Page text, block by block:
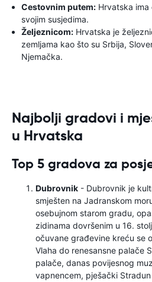
Cestovnim putem: Hrvatska
svojim susjedima.
Željeznicom: Hrvatska je
zemljama kao što su Srbija,
Njemačka.
Najbolji gradovi i
u Hrvatska
Top 5 gradova za
Dubrovnik - Dubrovnik je
smješten na Jadranskom
osebujnom starom gradu,
zidinama dovršenim u 16.
očuvane građevine kreću se
Vlaha do renesansne palače
palače, danas povijesnog
vapnencem, pješački